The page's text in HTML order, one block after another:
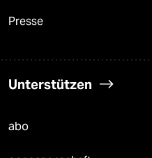
Presse
Unterstützen
abo